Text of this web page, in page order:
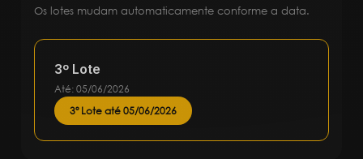
Os lotes mudam automaticamente conforme a data.
3º Lote
Até: 05/06/2026
3º Lote até 05/06/2026